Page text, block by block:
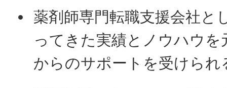
薬剤師専門転職支援会社と
ってきた実績とノウハウを
からのサポートを受けられ